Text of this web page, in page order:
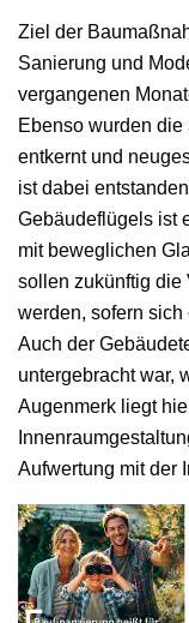
Ziel der
Sanierung und
vergangenen
Ebenso wurden
entkernt und
ist dabei
Gebäudeflügels ist
mit beweglichen
sollen zukünftig die
werden, sofern sich
Auch der
untergebracht war,
Augenmerk liegt
Aufwertung mit der